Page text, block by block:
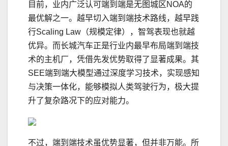
目前，业内广泛认可端到端是无图城区NOA的
最优解之一。越早切入端到端技术路线，越早践
行Scaling Law（规模定律），智驾表现也就越
优异。而长城汽车正是行业内最早布局端到端技
术的主机厂，凭借先发优势取得了显著成果。其
SEE端到端大模型通过深度学习技术，实现感知
与决策一体化，能够模拟人类驾驶行为，极大提
升了复杂路况下的应对能力。
不过，端到端技术虽优势显著，但并非万能。所